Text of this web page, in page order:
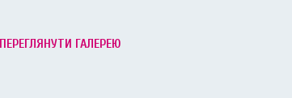
ПЕРЕГЛЯНУТИ ГАЛЕРЕЮ